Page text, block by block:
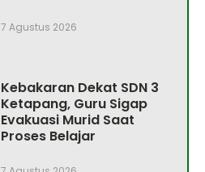
7 Agustus 2026
Kebakaran Dekat SDN 3
Ketapang, Guru Sigap
Evakuasi Murid Saat
Proses Belajar